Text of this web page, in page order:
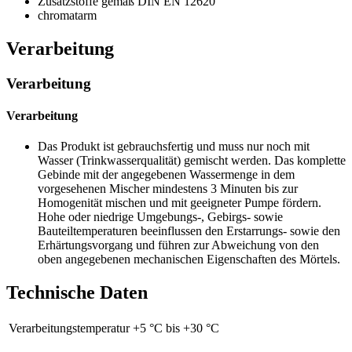
chromatarm
Verarbeitung
Verarbeitung
Verarbeitung
Das Produkt ist gebrauchsfertig und muss nur noch mit
Wasser (Trinkwasserqualität) gemischt werden. Das komplette
Gebinde mit der angegebenen Wassermenge in dem
vorgesehenen Mischer mindestens 3 Minuten bis zur
Homogenität mischen und mit geeigneter Pumpe fördern.
Hohe oder niedrige Umgebungs-, Gebirgs- sowie
Bauteiltemperaturen beeinflussen den Erstarrungs- sowie den
Erhärtungsvorgang und führen zur Abweichung von den
oben angegebenen mechanischen Eigenschaften des Mörtels.
Technische Daten
Verarbeitungstemperatur +5 °C bis +30 °C